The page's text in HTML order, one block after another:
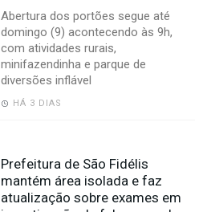
Abertura dos portões segue até
domingo (9) acontecendo às 9h,
com atividades rurais,
minifazendinha e parque de
diversões inflável
HÁ 3 DIAS
Prefeitura de São Fidélis
mantém área isolada e faz
atualização sobre exames em